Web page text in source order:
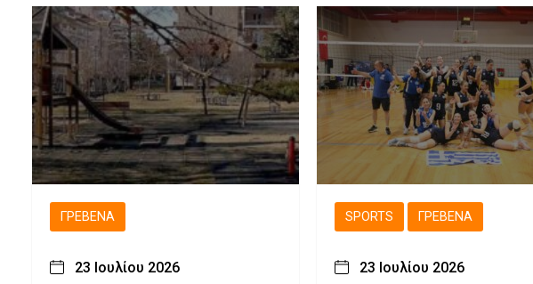
(βίντεο-φωτογραφίες)
ΓΡΕΒΕΝΆ
23 Ιουλίου 2026
SPORTS ΓΡΕΒΕΝΆ
23 Ιουλίου 2026